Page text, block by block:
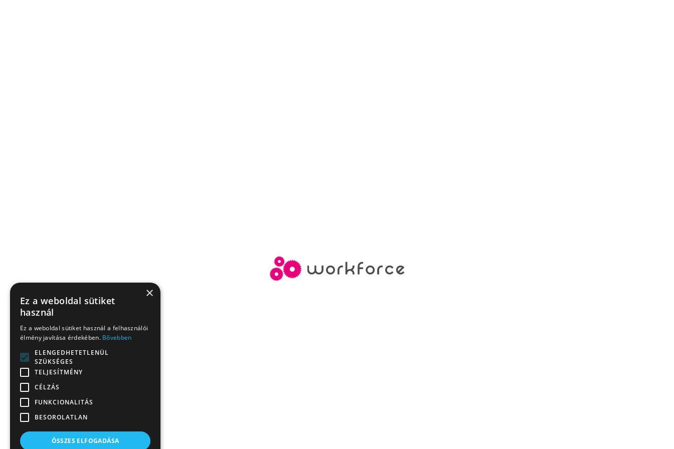
×
Ez a weboldal sütiket
használ
Ez a weboldal sütiket használ a felhasználói
élmény javítása érdekében. Bővebben
ELENGEDHETETLENÜL
SZÜKSÉGES
TELJESÍTMÉNY
CÉLZÁS
FUNKCIONALITÁS
BESOROLATLAN
ÖSSZES ELFOGADÁSA